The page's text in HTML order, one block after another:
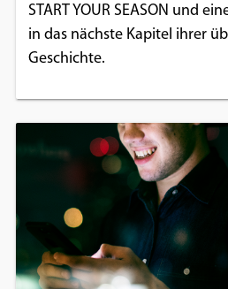
START YOUR SEASON und
in das nächste Kapitel ihrer
Geschichte.